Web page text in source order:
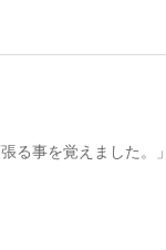
る事を覚えました。」